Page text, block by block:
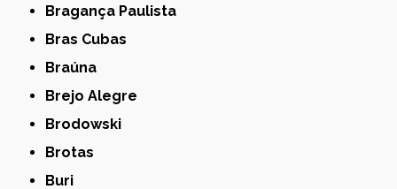
Bragança Paulista
Bras Cubas
Braúna
Brejo Alegre
Brodowski
Brotas
Buri